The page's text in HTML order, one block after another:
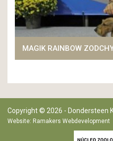
MAGIK RAINBOW
Copyright © 2026 - Dondersteen
Website: Ramakers Webdevelopment